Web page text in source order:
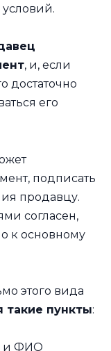
, и, если
достаточно
его
подписать
продавцу.
согласен,
к основному
этого вида
такие пункты:
и ФИО